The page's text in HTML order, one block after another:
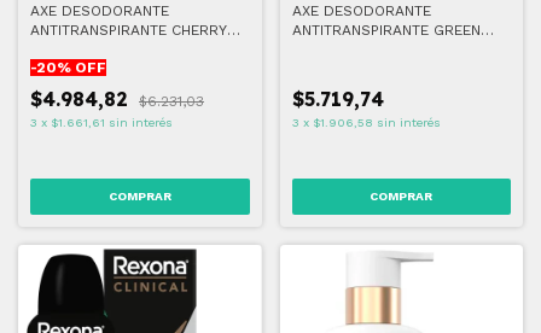
AXE DESODORANTE
ANTITRANSPIRANTE CHERRY
-20% OFF
$4.984,82 $6.231,03
3 x $1.661,61 sin interés
AXE DESODORANTE
ANTITRANSPIRANTE GREEN
$5.719,74
3 x $1.906,58 sin interés